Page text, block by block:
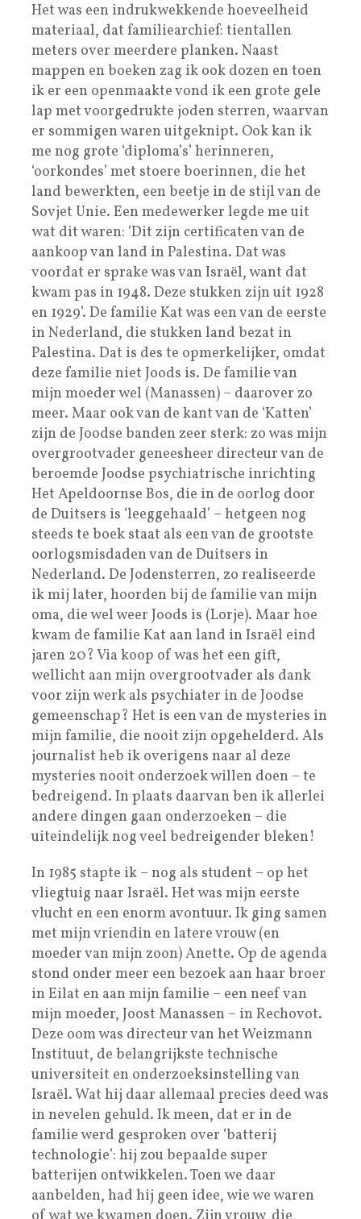
Het was een indrukwekkende hoeveelheid
materiaal, dat familiearchief: tientallen
meters over meerdere planken. Naast
mappen en boeken zag ik ook dozen en toen
ik er een openmaakte vond ik een grote gele
lap met voorgedrukte joden sterren, waarvan
er sommigen waren uitgeknipt. Ook kan ik
me nog grote ‘diploma’s’ herinneren,
‘oorkondes’ met stoere boerinnen, die het
land bewerkten, een beetje in de stijl van de
Sovjet Unie. Een medewerker legde me uit
wat dit waren: ‘Dit zijn certificaten van de
aankoop van land in Palestina. Dat was
voordat er sprake was van Israël, want dat
kwam pas in 1948. Deze stukken zijn uit 1928
en 1929’. De familie Kat was een van de eerste
in Nederland, die stukken land bezat in
Palestina. Dat is des te opmerkelijker, omdat
deze familie niet Joods is. De familie van
mijn moeder wel (Manassen) – daarover zo
meer. Maar ook van de kant van de ‘Katten’
zijn de Joodse banden zeer sterk: zo was mijn
overgrootvader geneesheer directeur van de
beroemde Joodse psychiatrische inrichting
Het Apeldoornse Bos, die in de oorlog door
de Duitsers is ‘leeggehaald’ – hetgeen nog
steeds te boek staat als een van de grootste
oorlogsmisdaden van de Duitsers in
Nederland. De Jodensterren, zo realiseerde
ik mij later, hoorden bij de familie van mijn
oma, die wel weer Joods is (Lorje). Maar hoe
kwam de familie Kat aan land in Israël eind
jaren 20? Via koop of was het een gift,
wellicht aan mijn overgrootvader als dank
voor zijn werk als psychiater in de Joodse
gemeenschap? Het is een van de mysteries in
mijn familie, die nooit zijn opgehelderd. Als
journalist heb ik overigens naar al deze
mysteries nooit onderzoek willen doen – te
bedreigend. In plaats daarvan ben ik allerlei
andere dingen gaan onderzoeken – die
uiteindelijk nog veel bedreigender bleken!
In 1985 stapte ik – nog als student – op het
vliegtuig naar Israël. Het was mijn eerste
vlucht en een enorm avontuur. Ik ging samen
met mijn vriendin en latere vrouw (en
moeder van mijn zoon) Anette. Op de agenda
stond onder meer een bezoek aan haar broer
in Eilat en aan mijn familie – een neef van
mijn moeder, Joost Manassen – in Rechovot.
Deze oom was directeur van het Weizmann
Instituut, de belangrijkste technische
universiteit en onderzoeksinstelling van
Israël. Wat hij daar allemaal precies deed was
in nevelen gehuld. Ik meen, dat er in de
familie werd gesproken over ‘batterij
technologie’: hij zou bepaalde super
batterijen ontwikkelen. Toen we daar
aanbelden, had hij geen idee, wie we waren